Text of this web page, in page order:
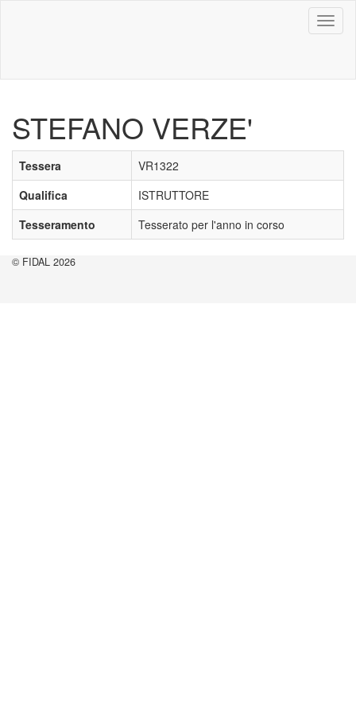
STEFANO VERZE'
Tessera
VR1322
Qualifica
ISTRUTTORE
Tesseramento
Tesserato per l'anno in corso
© FIDAL 2026